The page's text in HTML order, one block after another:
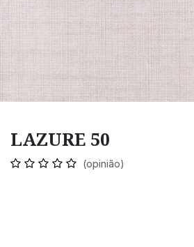
LAZURE 50
(opinião)